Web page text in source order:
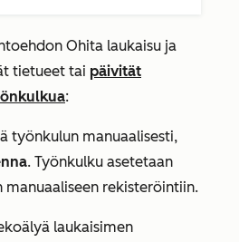
Ohita laukaisu ja
tietueet tai päivität
:
työnkulun manuaalisesti,
. Työnkulku asetetaan
rekisteröintiin.
laukaisimen